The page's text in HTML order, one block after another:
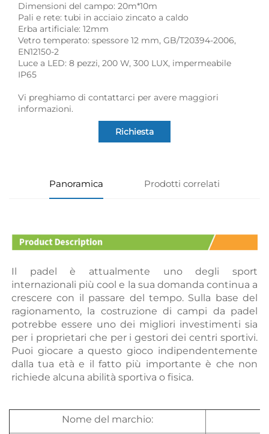
Dimensioni del campo: 20m*10m
Pali e rete: tubi in acciaio zincato a caldo
Erba artificiale: 12mm
Vetro temperato: spessore 12 mm, GB/T20394-2006,
EN12150-2
Luce a LED: 8 pezzi, 200 W, 300 LUX, impermeabile
IP65
Vi preghiamo di contattarci per avere maggiori
informazioni.
Richiesta
Panoramica Prodotti correlati
Il padel è attualmente uno degli sport
internazionali più cool e la sua domanda continua a
crescere con il passare del tempo. Sulla base del
ragionamento, la costruzione di campi da padel
potrebbe essere uno dei migliori investimenti sia
per i proprietari che per i gestori dei centri sportivi.
Puoi giocare a questo gioco indipendentemente
dalla tua età e il fatto più importante è che non
richiede alcuna abilità sportiva o fisica.
Nome del marchio: